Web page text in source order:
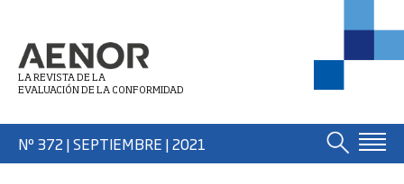
LA REVISTA DE LA
EVALUACIÓN DE LA CONFORMIDAD
Nº 372 | SEPTIEMBRE | 2021